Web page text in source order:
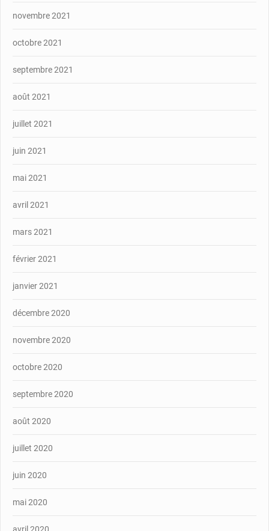
novembre 2021
octobre 2021
septembre 2021
août 2021
juillet 2021
juin 2021
mai 2021
avril 2021
mars 2021
février 2021
janvier 2021
décembre 2020
novembre 2020
octobre 2020
septembre 2020
août 2020
juillet 2020
juin 2020
mai 2020